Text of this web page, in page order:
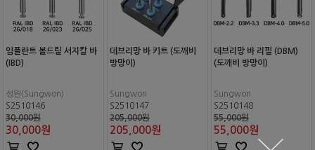
임플란트 볼드릴 서지칼 바
(IBD)
성원(Sungwon)
S2510146
30,000원
30,000원
데브리망 바 키트 (도깨비
방망이)
Sungwon
S2510147
205,000원
205,000원
데브리망 바 리필 (DBM)
(도깨비 방망이)
Sungwon
S2510148
55,000원
55,000원